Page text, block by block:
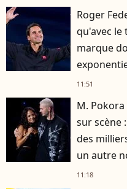
Roger
qu'avec le
marque
11:51
M.
sur scène
des
un autre
11:18